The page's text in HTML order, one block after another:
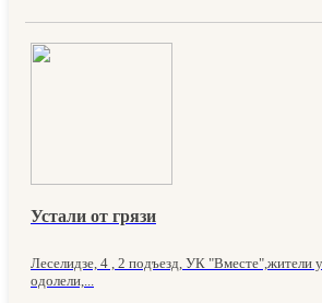
Устали от грязи
Леселидзе, 4 , 2 подъезд, УК "Вместе",жители
одолели,...